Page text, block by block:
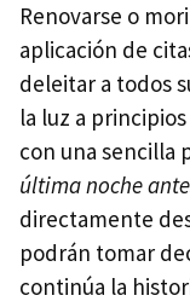
Renovarse o
aplicación de
deleitar a todos
la luz a
con una sencilla
última noche
directamente
podrán tomar
continúa la